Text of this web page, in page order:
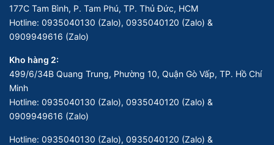
177C Tam Bình, P. Tam Phú, TP. Thủ Đức, HCM
Hotline: 0935040130 (Zalo), 0935040120 (Zalo) &
0909949616 (Zalo)
Kho hàng 2:
499/6/34B Quang Trung, Phường 10, Quận Gò Vấp, TP. Hồ Chí
Minh
Hotline: 0935040130 (Zalo), 0935040120 (Zalo) &
0909949616 (Zalo)
Hotline: 0935040130 (Zalo), 0935040120 (Zalo) &